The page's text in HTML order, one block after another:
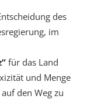
des
im
für das Land
und Menge
den Weg zu